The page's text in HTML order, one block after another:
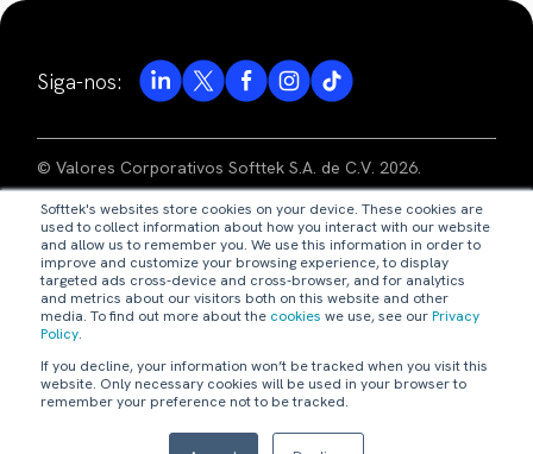
Softtek's websites store cookies on your device. These cookies are
used to collect information about how you interact with our website
and allow us to remember you. We use this information in order to
improve and customize your browsing experience, to display
targeted ads cross-device and cross-browser, and for analytics
and metrics about our visitors both on this website and other
media. To find out more about the cookies we use, see ourPrivacy
Policy.
If you decline, your information won’t be tracked when you visit this
website. Only necessary cookies will be used in your browser to
remember your preference not to be tracked.
Siga-nos:
© Valores Corporativos Softtek S.A. de C.V. 2026.
aviso de privacidade
términos de uso
código de ética
nossas políticas
webmaster@softtek.com